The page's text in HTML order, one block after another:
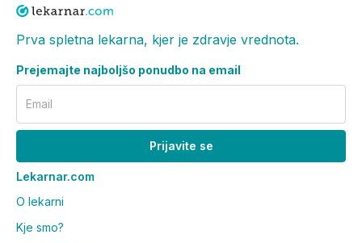
Prva spletna lekarna, kjer je zdravje vrednota.
Prejemajte najboljšo ponudbo na email
Email
Prijavite se
Lekarnar.com
O lekarni
Kje smo?